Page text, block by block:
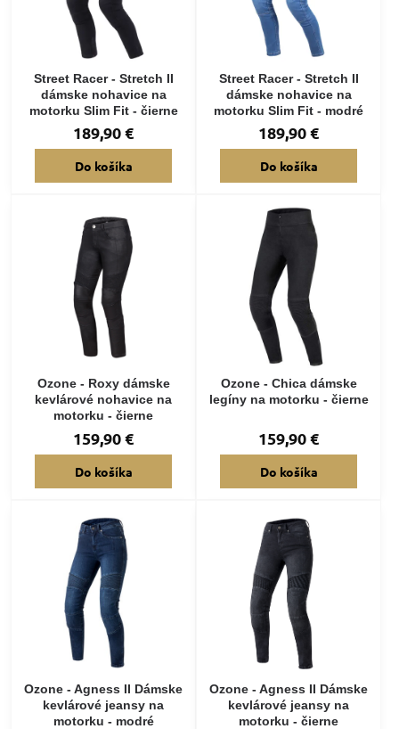
Street Racer - Stretch II
dámske nohavice na
motorku Slim Fit - čierne
189,90 €
Do košíka
Street Racer - Stretch II
dámske nohavice na
motorku Slim Fit - modré
189,90 €
Do košíka
Ozone - Roxy dámske
kevlárové nohavice na
motorku - čierne
159,90 €
Do košíka
Ozone - Chica dámske
legíny na motorku - čierne
159,90 €
Do košíka
Ozone - Agness II Dámske
kevlárové jeansy na
motorku - modré
Ozone - Agness II Dámske
kevlárové jeansy na
motorku - čierne